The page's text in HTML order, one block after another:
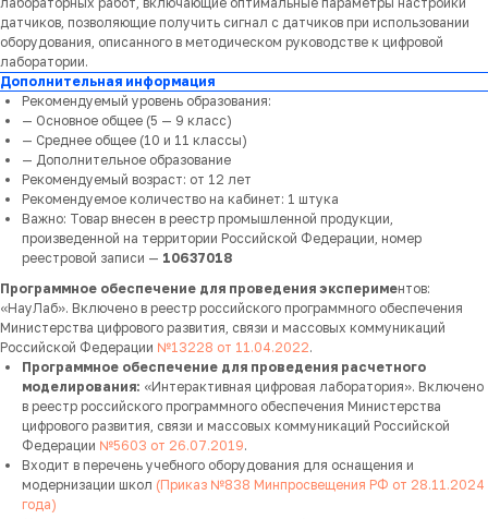
датчиков, позволяющие получить сигнал с датчиков при использовании
оборудования, описанного в методическом руководстве к цифровой
лаборатории.
Дополнительная информация
Рекомендуемый уровень образования:
— Основное общее (5 — 9 класс)
— Среднее общее (10 и 11 классы)
— Дополнительное образование
Рекомендуемый возраст: от 12 лет
Рекомендуемое количество на кабинет: 1 штука
Важно: Товар внесен в реестр промышленной продукции,
произведенной на территории Российской Федерации, номер
реестровой записи — 10637018
Программное обеспечение для проведения экспериментов:
«НауЛаб». Включено в реестр российского программного обеспечения
Министерства цифрового развития, связи и массовых коммуникаций
Российской Федерации №13228 от 11.04.2022.
Программное обеспечение для проведения расчетного
моделирования: «Интерактивная цифровая лаборатория». Включено
в реестр российского программного обеспечения Министерства
цифрового развития, связи и массовых коммуникаций Российской
Федерации №5603 от 26.07.2019.
Входит в перечень учебного оборудования для оснащения и
модернизации школ (Приказ №838 Минпросвещения РФ от 28.11.2024
года)